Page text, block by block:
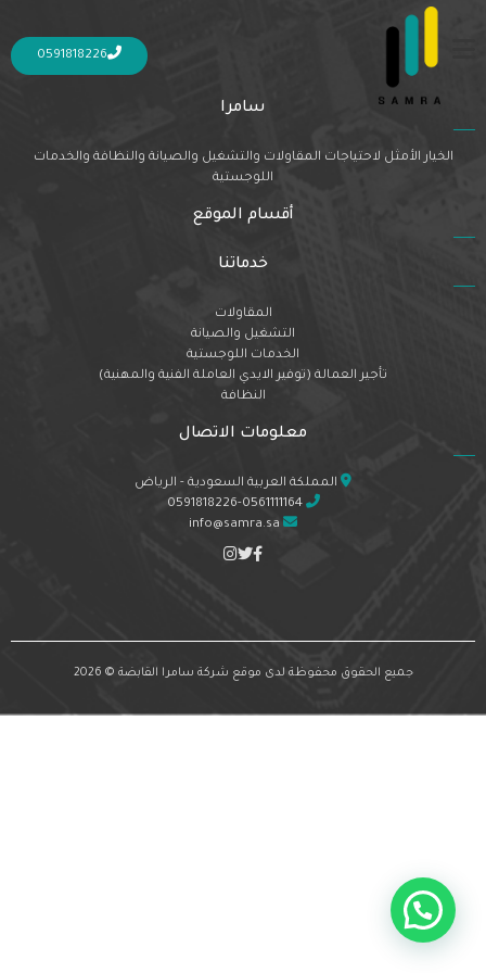
0591818226
Nothing Found
It seems we can’t find what you’re looking for. Perhaps searching can help.
سامرا
الخيار الأمثل لاحتياجات المقاولات والتشغيل والصيانة والنظافة والخدمات
اللوجستية
أقسام الموقع
خدماتنا
المقاولات
التشغيل والصيانة
الخدمات اللوجستية
تأجير العمالة (توفير الايدي العاملة الفنية والمهنية)
النظافة
معلومات الاتصال
المملكة العربية السعودية - الرياض
0591818226-0561111164
info@samra.sa
جميع الحقوق محفوظة لدى موقع شركة سامرا القابضة © 2026